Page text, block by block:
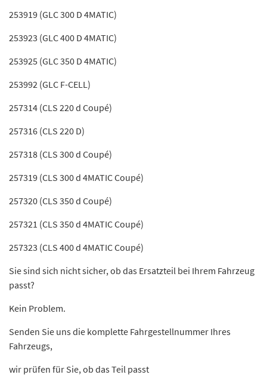
253919 (GLC 300 D 4MATIC)
253923 (GLC 400 D 4MATIC)
253925 (GLC 350 D 4MATIC)
253992 (GLC F-CELL)
257314 (CLS 220 d Coupé)
257316 (CLS 220 D)
257318 (CLS 300 d Coupé)
257319 (CLS 300 d 4MATIC Coupé)
257320 (CLS 350 d Coupé)
257321 (CLS 350 d 4MATIC Coupé)
257323 (CLS 400 d 4MATIC Coupé)
Sie sind sich nicht sicher, ob das Ersatzteil bei Ihrem Fahrzeug
passt?
Kein Problem.
Senden Sie uns die komplette Fahrgestellnummer Ihres
Fahrzeugs,
wir prüfen für Sie, ob das Teil passt